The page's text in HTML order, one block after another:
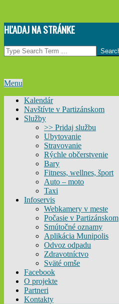
Skip
to
content
HĽADAJ NA STRÁNKE
Search
Primary
Menu
Menu
Kalendár
Navštívte v Partizánskom
Služby
>> Pridaj službu
Ubytovanie
Stravovanie
Rýchle občerstvenie
Bary
Fitness, wellnes, šport
Auto – moto
Taxi
Infoservis
Webkamery v meste
Počasie v Partizánskom
Smútočné oznamy
Aplikácia Munipolis
Odvoz odpadu
Zdravotníctvo
Sväté omše
Facebook
O projekte
Partneri
Kontakty